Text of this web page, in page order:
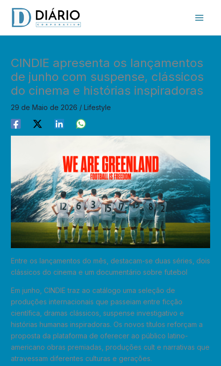
content
CINDIE apresenta os lançamentos
de junho com suspense, clássicos
do cinema e histórias inspiradoras
29 de Maio de 2026 / Lifestyle
Entre os lançamentos do mês, destacam-se duas séries, dois
clássicos do cinema e um documentário sobre futebol
Em junho, CINDIE traz ao catálogo uma seleção de
produções internacionais que passeiam entre ficção
científica, dramas clássicos, suspense investigativo e
histórias humanas inspiradoras. Os novos títulos reforçam a
proposta da plataforma de oferecer ao público latino-
americano obras premiadas, produções cult e narrativas que
atravessam diferentes culturas e gerações.